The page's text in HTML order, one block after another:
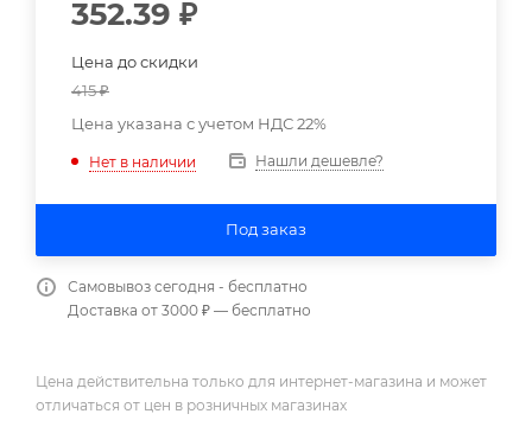
352.39 ₽
Цена до скидки
415₽
Цена указана с учетом НДС 22%
Нет в наличии Нашли дешевле?
Под заказ
Самовывоз сегодня - бесплатно
Доставка от 3000 ₽ — бесплатно
Цена действительна только для интернет-магазина и может
отличаться от цен в розничных магазинах